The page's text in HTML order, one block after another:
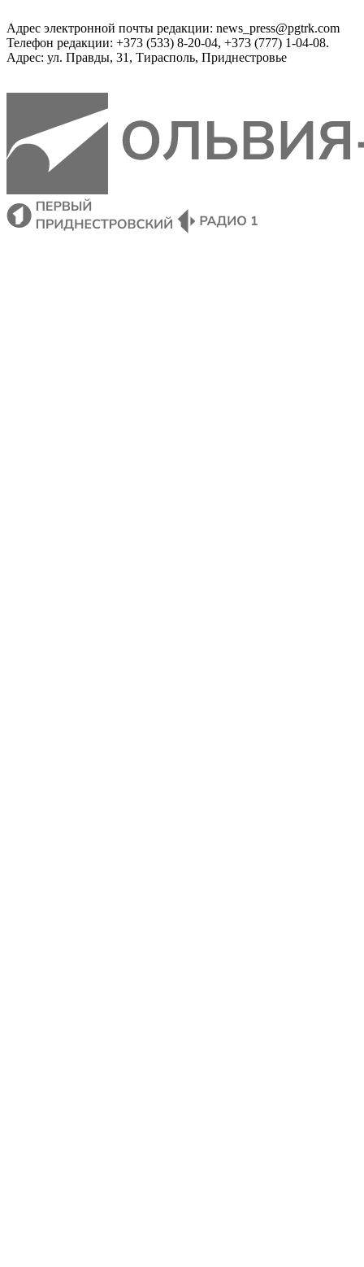
Адрес электронной почты редакции: news_press@pgtrk.com
Телефон редакции: +373 (533) 8-20-04, +373 (777) 1-04-08.
Адрес: ул. Правды, 31, Тирасполь, Приднестровье